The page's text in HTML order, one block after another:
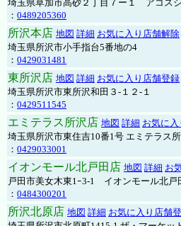
埼玉県草加市高砂２丁目７ー１ アコス
： 0489205360
所沢本店 地図 詳細 お気に入り店舗解除
埼玉県所沢市小手指台5番地の4
： 0429031481
東所沢店 地図 詳細 お気に入り店舗登録
埼玉県所沢市東所沢和田３-１２-１
： 0429511545
エミテラス所沢店 地図 詳細 お気に
埼玉県所沢市東住吉10番1号 エミテラス
： 0429033001
イオンモール北戸田店 地図 詳細 お
戸田市美女木東1ｰ3‐1 イオンモール北戸
： 0484300201
所沢北原店 地図 詳細 お気に入り店舗